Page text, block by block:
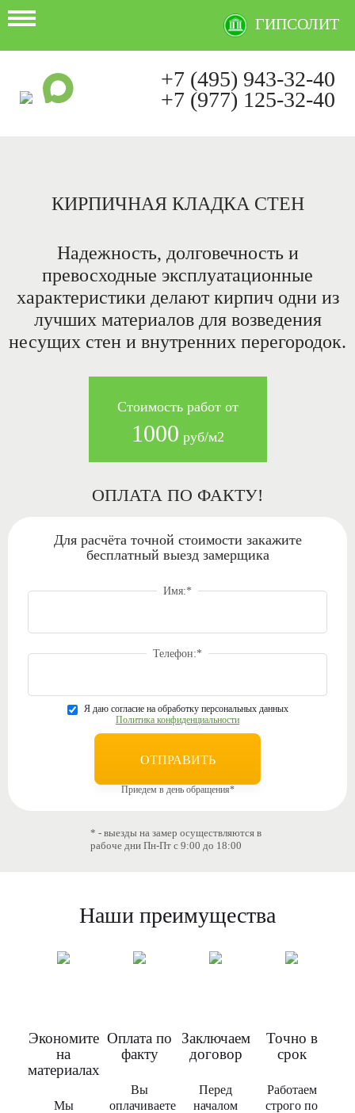
ГИПСОЛИТ
+7 (495) 943-32-40
+7 (977) 125-32-40
КИРПИЧНАЯ КЛАДКА СТЕН
Надежность, долговечность и
превосходные эксплуатационные
характеристики делают кирпич одни из
лучших материалов для возведения
несущих стен и внутренних перегородок.
Стоимость работ от
1000 руб/м2
ОПЛАТА ПО ФАКТУ!
Для расчёта точной стоимости закажите
бесплатный выезд замерщика
Имя:*
Телефон:*
Я даю согласие на обработку персональных данных
Политика конфиденциальности
Приедем в день обращения*
* - выезды на замер осуществляются в
рабоче дни Пн-Пт с 9:00 до 18:00
Наши преимущества
Экономите
на
материалах
Мы
Оплата по
факту
Вы
оплачиваете
Заключаем
договор
Перед
началом
Точно в
срок
Работаем
строго по